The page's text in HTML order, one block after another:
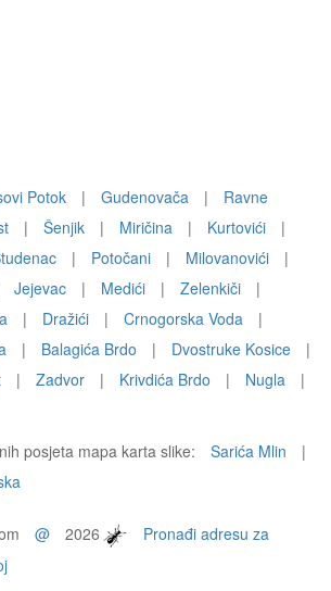
Potok | Gudenovača |
Ravne
| Šenjik | Miričina | Kurtovići
|
| Potočani | Milovanovići
|
Jejevac | Medići | Zelenkiči
|
| Dražići | Crnogorska Voda
|
| Balagića Brdo | Dvostruke Kosice
|
| Zadvor | Krivdića Brdo | Nugla
|
posjeta mapa karta slike:
Sarića Mlin
|
@ 2026
Pronađi adresu za